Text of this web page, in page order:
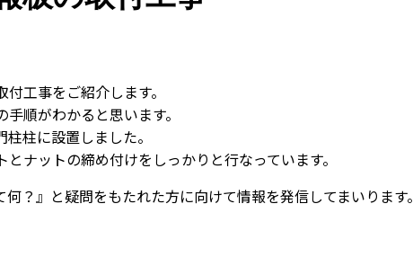
工事をご紹介します。
順がわかると思います。
柱に設置しました。
ナットの締め付けをしっかりと行なっています。
？』と疑問をもたれた方に向けて情報を発信してまいります。